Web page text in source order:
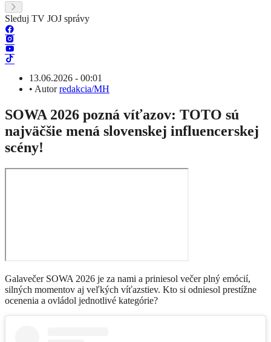
Sleduj TV JOJ správy
13.06.2026 - 00:01
• Autorredakcia/MH
SOWA 2026 pozná víťazov: TOTO sú
najväčšie mená slovenskej influencerskej
scény!
Galavečer SOWA 2026 je za nami a priniesol večer plný emócií,
silných momentov aj veľkých víťazstiev. Kto si odniesol prestížne
ocenenia a ovládol jednotlivé kategórie?